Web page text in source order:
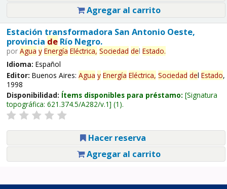
Agregar al carrito
Estación transformadora San Antonio Oeste,
provincia deRío Negro.
por Agua y Energía Eléctrica, Sociedad del Estado.
Idioma: Español
Editor: Buenos Aires: Agua y Energía Eléctrica, Sociedad del Estado,
1998
Disponibilidad: Ítems disponibles para préstamo: Signatura
topográfica: 621.374.5/A282/v.1 (1).
Hacer reserva
Agregar al carrito